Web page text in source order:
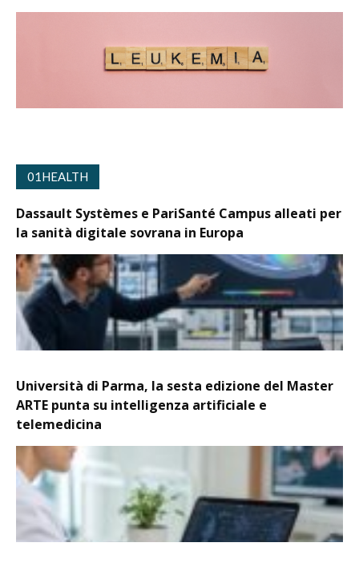
01HEALTH
Dassault Systèmes e PariSanté Campus alleati per
la sanità digitale sovrana in Europa
Università di Parma, la sesta edizione del Master
ARTE punta su intelligenza artificiale e
telemedicina